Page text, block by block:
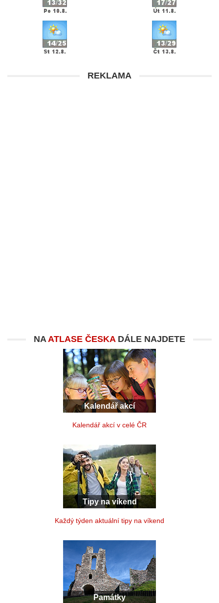
REKLAMA
NAATLASE ČESKADÁLE NAJDETE
Kalendář akcí
Kalendář akcí v celé ČR
Tipy na víkend
Každý týden aktuální tipy na víkend
Památky